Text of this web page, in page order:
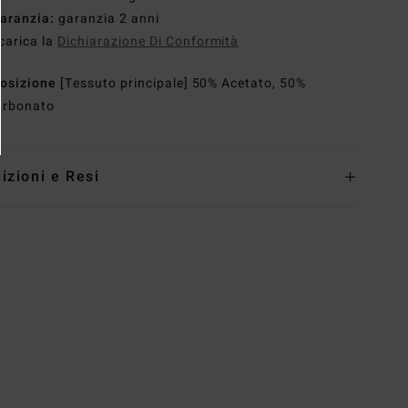
Garanzia: garanzia 2 anni
Scarica la Dichiarazione Di Conformità
[Tessuto principale] 50% Acetato, 50%
e Resi